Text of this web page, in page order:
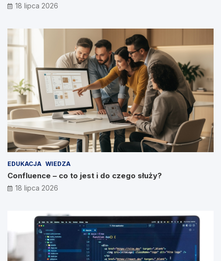
18 lipca 2026
EDUKACJA WIEDZA
Confluence – co to jest i do czego służy?
18 lipca 2026